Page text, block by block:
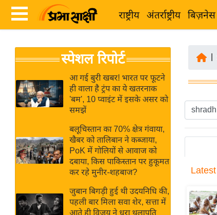
राष्ट्रीय अंतर्राष्ट्रीय बिज़नेस
News
Hindi
Live
News in
Hindi
ख
ब
र
अंतर्राष्ट्रीय
बिज़नेस
विशेषज्ञ
स्पेशल रिपोर्ट
आ गई बुरी खबर! भारत पर फूटने
ही वाला है ट्रंप का ये खतरनाक
'बम', 10 प्वाइंट में इसके असर को
समझें
बलूचिस्तान का 70% क्षेत्र गंवाया,
खैबर को तालिबान ने कब्जाया,
PoK में गोलियों से आवाज को
दबाया, किस पाकिस्तान पर हुकूमत
कर रहे मुनीर-शहबाज?
जुबान बिगड़ी हुई थी उदयनिधि की,
पहली बार मिला सवा शेर, सत्ता में
आते ही विजय ने धरा थलापति
Latest